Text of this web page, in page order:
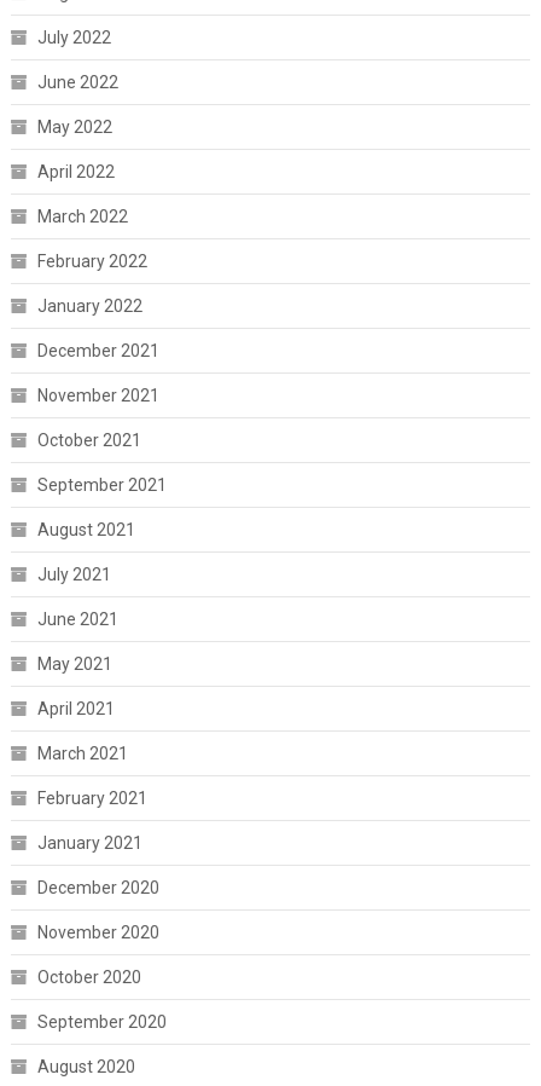
July 2022
June 2022
May 2022
April 2022
March 2022
February 2022
January 2022
December 2021
November 2021
October 2021
September 2021
August 2021
July 2021
June 2021
May 2021
April 2021
March 2021
February 2021
January 2021
December 2020
November 2020
October 2020
September 2020
August 2020